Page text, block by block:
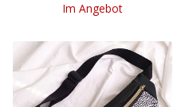
Im Angebot